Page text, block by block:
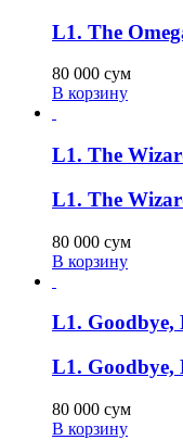
L1. The
80 000 сум
В корзину
L1. The
L1. The
80 000 сум
В корзину
L1.
L1.
80 000 сум
В корзину